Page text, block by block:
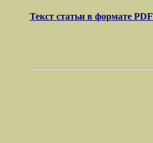
Текст статьи в формате PDF